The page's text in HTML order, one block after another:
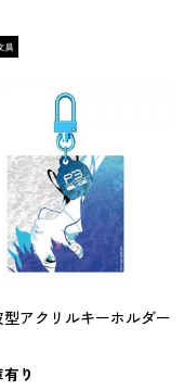
型アクリルキーホルダー
り